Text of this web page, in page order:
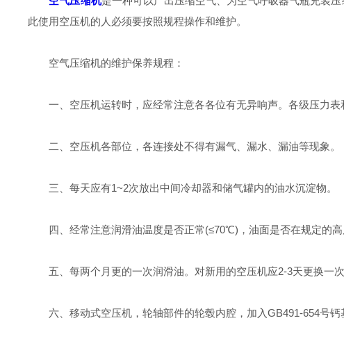
此使用空压机的人必须要按照规程操作和维护。
空气压缩机的维护保养规程：
一、空压机运转时，应经常注意各各位有无异响声。各级压力表
二、空压机各部位，各连接处不得有漏气、漏水、漏油等现象。
三、每天应有1~2次放出中间冷却器和储气罐内的油水沉淀物。
四、经常注意润滑油温度是否正常(≤70℃)，油面是否在规定的高
五、每两个月更的一次润滑油。对新用的空压机应2-3天更换一次
六、移动式空压机，轮轴部件的轮毂内腔，加入GB491-654号钙